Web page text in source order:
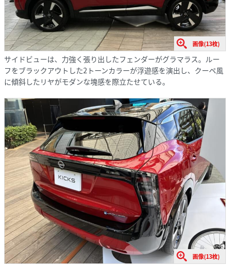
画像(13枚)
サイドビューは、力強く張り出したフェンダーがグラマラス。ルー
フをブラックアウトした2トーンカラーが浮遊感を演出し、クーペ風
に傾斜したリヤがモダンな塊感を際立たせている。
画像(13枚)